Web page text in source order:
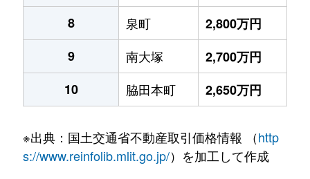
8
泉町
2,800万円
9
南大塚
2,700万円
10
脇田本町 2,650万円
※出典：国土交通省不動産取引価格情報 （http
s://www.reinfolib.mlit.go.jp/）を加工して作成